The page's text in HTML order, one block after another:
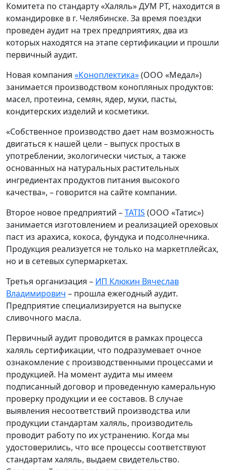
Комитета по стандарту «Халяль» ДУМ РТ, находится в
командировке в г. Челябинске. За время поездки
проведен аудит на трех предприятиях, два из
которых находятся на этапе сертификации и прошли
первичный аудит.
Новая компания «Коноплектика»(ООО «Медал»)
занимается производством конопляных продуктов:
масел, протеина, семян, ядер, муки, пасты,
кондитерских изделий и косметики.
«Собственное производство дает нам возможность
двигаться к нашей цели – выпуск простых в
употреблении, экологически чистых, а также
основанных на натуральных растительных
ингредиентах продуктов питания высокого
качества», – говорится на сайте компании.
Второе новое предприятий –TATIS (ООО «Татис»)
занимается изготовлением и реализацией ореховых
паст из арахиса, кокоса, фундука и подсолнечника.
Продукция реализуется не только на маркетплейсах,
но и в сетевых супермаркетах.
Третья организация – ИП Клюкин Вячеслав
Владимирович – прошла ежегодный аудит.
Предприятие специализируется на выпуске
сливочного масла.
Первичный аудит проводится в рамках процесса
халяль сертификации, что подразумевает очное
ознакомление с производственными процессами и
продукцией. На момент аудита мы имеем
подписанный договор и проведенную камеральную
проверку продукции и ее составов. В случае
выявления несоответствий производства или
продукции стандартам халяль, производитель
проводит работу по их устранению. Когда мы
удостоверились, что все процессы соответствуют
стандартам халяль, выдаем свидетельство.